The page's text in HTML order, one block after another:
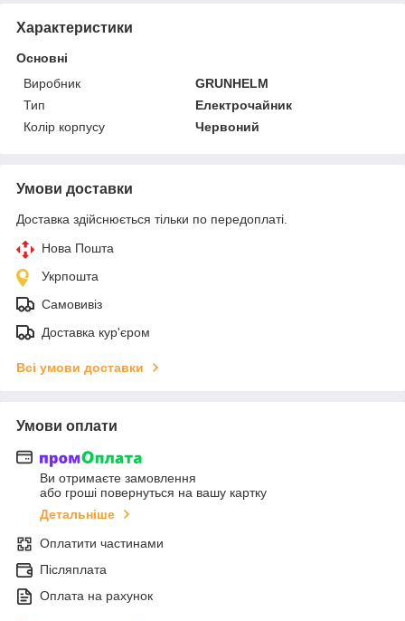
Характеристики
Основні
Виробник
GRUNHELM
Тип
Електрочайник
Колір корпусу
Червоний
Умови доставки
Доставка здійснюється тільки по передоплаті.
Нова Пошта
Укрпошта
Самовивіз
Доставка кур'єром
Всі умови доставки
Умови оплати
Ви отримаєте замовлення
або гроші повернуться на вашу картку
Детальніше
Оплатити частинами
Післяплата
Оплата на рахунок